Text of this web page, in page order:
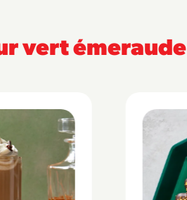
vert émeraude